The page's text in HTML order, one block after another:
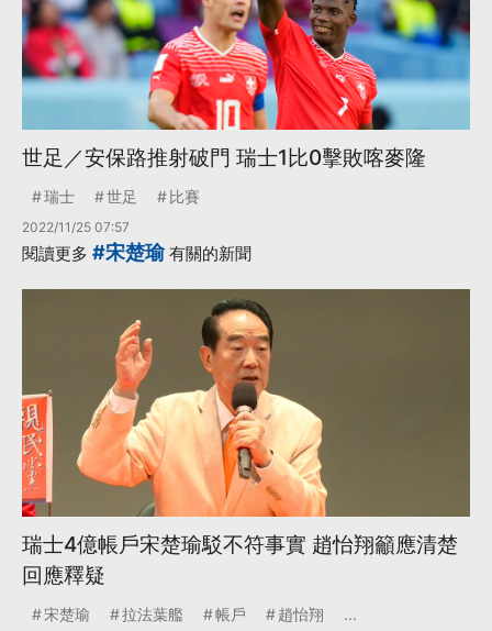
世足／安保路推射破門 瑞士1比0擊敗喀麥隆
瑞士 世足 比賽
2022/11/25 07:57
閱讀更多 #宋楚瑜有關的新聞
瑞士4億帳戶宋楚瑜駁不符事實 趙怡翔籲應清楚
回應釋疑
宋楚瑜 拉法葉艦 帳戶 趙怡翔 ...